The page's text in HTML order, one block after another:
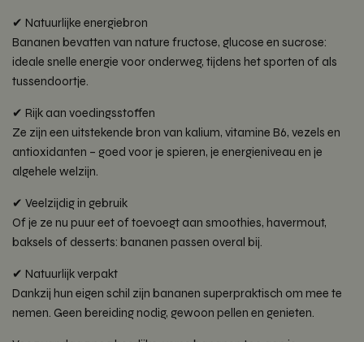
✔ Natuurlijke energiebron
Bananen bevatten van nature fructose, glucose en sucrose:
ideale snelle energie voor onderweg, tijdens het sporten of als
tussendoortje.
✔ Rijk aan voedingsstoffen
Ze zijn een uitstekende bron van kalium, vitamine B6, vezels en
antioxidanten – goed voor je spieren, je energieniveau en je
algehele welzijn.
✔ Veelzijdig in gebruik
Of je ze nu puur eet of toevoegt aan smoothies, havermout,
baksels of desserts: bananen passen overal bij.
✔ Natuurlijk verpakt
Dankzij hun eigen schil zijn bananen superpraktisch om mee te
nemen. Geen bereiding nodig, gewoon pellen en genieten.